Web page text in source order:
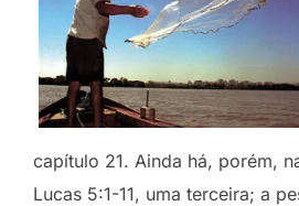
capítulo 21. Ainda há, porém,
Lucas 5:1-11, uma terceira; a